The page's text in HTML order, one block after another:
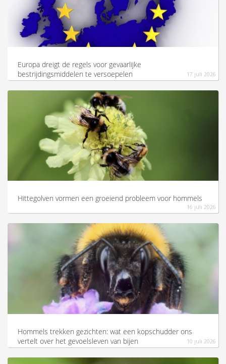
Europa dreigt de regels voor gevaarlijke
bestrijdingsmiddelen te versoepelen
17 juli 2026
Hittegolven vormen een groeiend probleem voor hommels
16 juli 2026
Hommels trekken gezichten: wat een kopschudder ons
vertelt over het gevoelsleven van bijen
10 juli 2026